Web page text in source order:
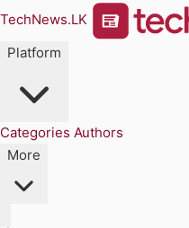
TechNews.LK
Platform
Categories Authors
More